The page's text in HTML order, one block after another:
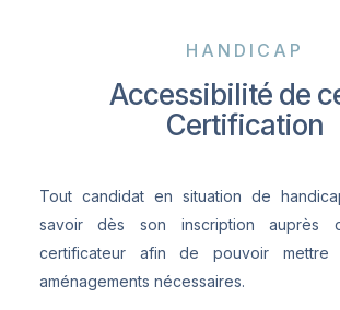
HANDICAP
Accessibilité de
Certification
Tout candidat en situation de
savoir dès son inscription auprès
certificateur afin de pouvoir
aménagements nécessaires.